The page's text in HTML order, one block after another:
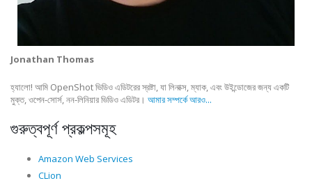
Jonathan Thomas
হ্যালো! আমি OpenShot ভিডিও এডিটরের স্রষ্টা, যা লিনাক্স, ম্যাক, এবং উইন্ডোজের জন্য একটি
মুক্ত, ওপেন-সোর্স, নন-লিনিয়ার ভিডিও এডিটর। আমার সম্পর্কে আরও...
গুরুত্বপূর্ণ প্রকল্পসমূহ
Amazon Web Services
CLion